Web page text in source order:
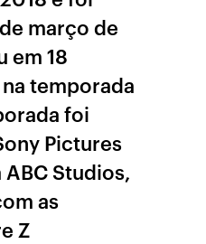
março de
em 18
temporada
foi
Pictures
Studios,
as
Z